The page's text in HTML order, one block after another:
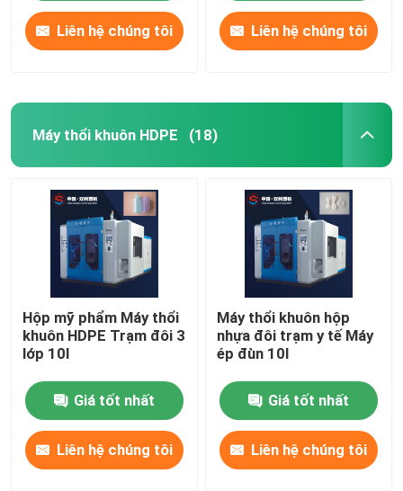
Liên hệ chúng tôi Liên hệ chúng tôi
Máy thổi khuôn HDPE (18)
Hộp mỹ phẩm Máy thổi
khuôn HDPE Trạm đôi 3
lớp 10l
Giá tốt nhất
Liên hệ chúng tôi
Máy thổi khuôn hộp
nhựa đôi trạm y tế Máy
ép đùn 10l
Giá tốt nhất
Liên hệ chúng tôi